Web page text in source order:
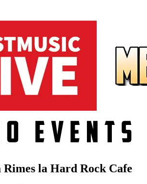
la Hard Rock Cafe